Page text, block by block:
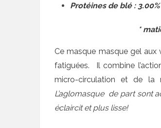
Protéines de blé : 3.00%
*
Ce masque masque gel
fatiguées. Il combine
micro-circulation et de la
L’aglomasque de part sont
éclaircit et plus lisse!